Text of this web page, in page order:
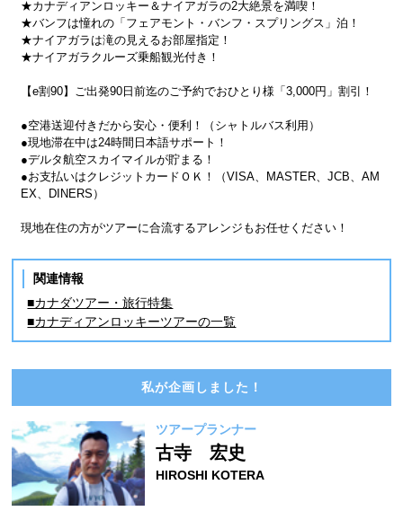
★カナディアンロッキー＆ナイアガラの2大絶景を満喫！
★バンフは憧れの「フェアモント・バンフ・スプリングス」泊！
★ナイアガラは滝の見えるお部屋指定！
★ナイアガラクルーズ乗船観光付き！
【e割90】ご出発90日前迄のご予約でおひとり様「3,000円」割引！
●空港送迎付きだから安心・便利！（シャトルバス利用）
●現地滞在中は24時間日本語サポート！
●デルタ航空スカイマイルが貯まる！
●お支払いはクレジットカードＯＫ！（VISA、MASTER、JCB、AM
EX、DINERS）
現地在住の方がツアーに合流するアレンジもお任せください！
関連情報
■カナダツアー・旅行特集
■カナディアンロッキーツアーの一覧
私が企画しました！
ツアープランナー
古寺 宏史
HIROSHI KOTERA